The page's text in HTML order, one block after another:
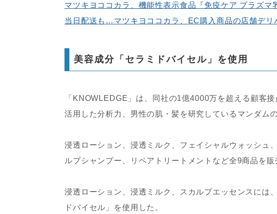
マツキヨココカラ、機能性表示食品『免疫ケア プラズマ
当日配送も…マツキヨココカラ、EC購入商品の店舗デリ
美容成分「セラミドバイセル」を使用
「KNOWLEDGE」は、同社の1億4000万を超える顧客
活用した分析力、男性の肌・髪を研究しているマンダム
浸透ローション、浸透ミルク、フェイシャルウォッシュ
ルプシャンプー、リペアトリートメントなど全9商品を販
浸透ローション、浸透ミルク、スカルプエッセンスには
ドバイセル」を使用した。